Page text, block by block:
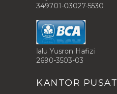
349701-03027-5530
lalu Yusron Hafizi
2690-3503-03
KANTOR PUSAT